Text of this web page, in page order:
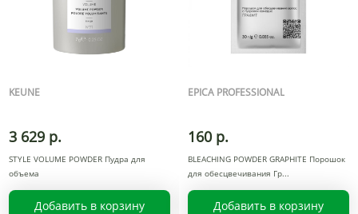
KEUNE
3 629 р.
STYLE VOLUME POWDER Пудра для
объема
Добавить в корзину
EPICA PROFESSIONAL
160 р.
BLEACHING POWDER GRAPHITE Порошок
для обесцвечивания Гр
Добавить в корзину